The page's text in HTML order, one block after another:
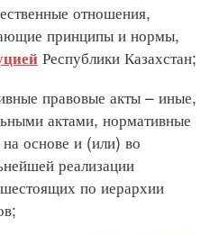
отношения,
принципы и нормы,
Республики Казахстан;
правовые акты – иные,
актами, нормативные
основе и (или) во
реализации
по иерархии